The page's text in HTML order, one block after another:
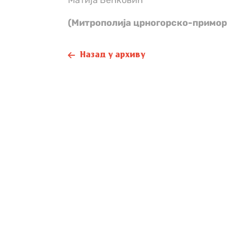
(Митрополија црногорско-
Назад у архиву